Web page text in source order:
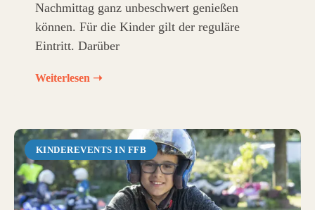
Nachmittag ganz unbeschwert genießen
können. Für die Kinder gilt der reguläre
Eintritt. Darüber
Weiterlesen ➝
KINDEREVENTS IN FFB